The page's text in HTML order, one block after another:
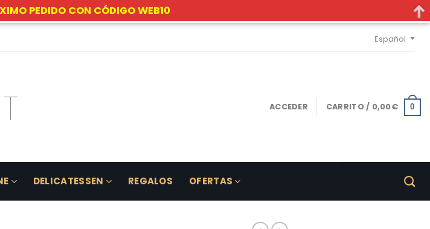
Español
ACCEDER CARRITO / 0,00€ 0
DELICATESSEN REGALOS OFERTAS
PEDIDO CON CÓDIGO WEB10